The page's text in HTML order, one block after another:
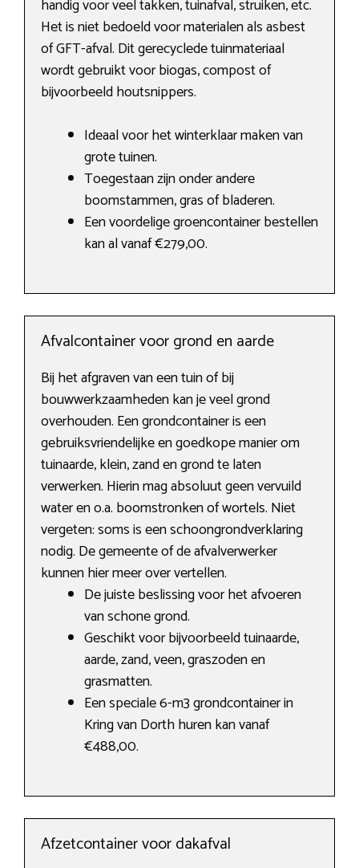
handig voor veel takken, tuinafval, struiken, etc.
Het is niet bedoeld voor materialen als asbest
of GFT-afval. Dit gerecyclede tuinmateriaal
wordt gebruikt voor biogas, compost of
bijvoorbeeld houtsnippers.
Ideaal voor het winterklaar maken van
grote tuinen.
Toegestaan zijn onder andere
boomstammen, gras of bladeren.
Een voordelige groencontainer bestellen
kan al vanaf €279,00.
Afvalcontainer voor grond en aarde
Bij het afgraven van een tuin of bij
bouwwerkzaamheden kan je veel grond
overhouden. Een grondcontainer is een
gebruiksvriendelijke en goedkope manier om
tuinaarde, klein, zand en grond te laten
verwerken. Hierin mag absoluut geen vervuild
water en o.a. boomstronken of wortels. Niet
vergeten: soms is een schoongrondverklaring
nodig. De gemeente of de afvalverwerker
kunnen hier meer over vertellen.
De juiste beslissing voor het afvoeren
van schone grond.
Geschikt voor bijvoorbeeld tuinaarde,
aarde, zand, veen, graszoden en
grasmatten.
Een speciale 6-m3 grondcontainer in
Kring van Dorth huren kan vanaf
€488,00.
Afzetcontainer voor dakafval